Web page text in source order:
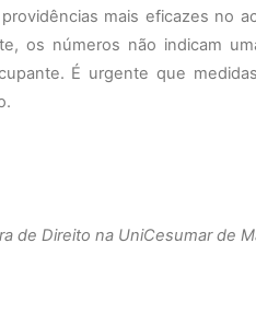
mais eficazes no
os números não indicam
É urgente que
de Direito na UniCesumar de